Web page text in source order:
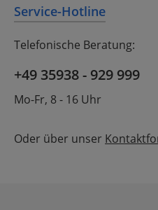
Service-Hotline
Telefonische Beratung:
+49 35938 - 929 999
Mo-Fr, 8 - 16 Uhr
Oder über unser